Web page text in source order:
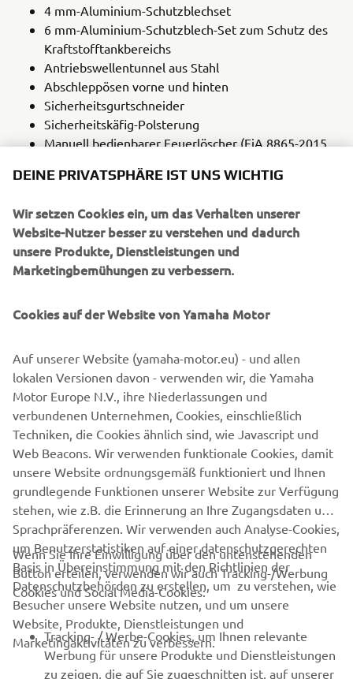
4 mm-Aluminium-Schutzblechset
6 mm-Aluminium-Schutzblech-Set zum Schutz des
Kraftstofftankbereichs
Antriebswellentunnel aus Stahl
Abschleppösen vorne und hinten
Sicherheitsgurtschneider
Sicherheitskäfig-Polsterung
Manuell bedienbarer Feuerlöscher (FiA 8865-2015
Schritt-für-Schritt-Montageanleitung mit Schablonen
ENTDECKE STUFE 1
ERHÄLTLICH
Plug-and-Play-Brennstoffzellen ohne Modifikationen
am Chassis - die Brennstoffzellen sind FIA "8865-
2015" konform
Doppel-Brennstoffzellen mit erhöhter Kapazität zur
Bewältigung von Cross-Country-Etappen
Die OEM-Kraftstoffpumpe des YXZ1000R wird
verwendet. Der zweite Tank ist für die Installation
einer optionalen Ersatz-OEM-Kraftstoffpumpe
vorbereitet. (Nicht im Lieferumfang dieses Kits
enthalten.)
Ultraleichtes, elektrisch aktiviertes
Feuerlöschsystem, FIA 8865-2015-konform
Solide blockgefertigte Düsen mit
Vollmetallanschlüssen
Universelles Lenkradschutzpolster mit
Befestigungsgurten
DEINE PRIVATSPHÄRE IST UNS WICHTIG
Wir setzen Cookies ein, um das Verhalten unserer
Website-Nutzer besser zu verstehen und dadurch
unsere Produkte, Dienstleistungen und
Marketingbemühungen zu verbessern.
Cookies auf der Website von Yamaha Motor
Auf unserer Website (yamaha-motor.eu) - und allen
lokalen Versionen davon - verwenden wir, die Yamaha
Motor Europe N.V., ihre Niederlassungen und
verbundenen Unternehmen, Cookies, einschließlich
Techniken, die Cookies ähnlich sind, wie Javascript und
Web Beacons. Wir verwenden funktionale Cookies, damit
unsere Website ordnungsgemäß funktioniert und Ihnen
grundlegende Funktionen unserer Website zur Verfügung
stehen, wie z.B. die Erinnerung an Ihre Zugangsdaten und
Sprachpräferenzen. Wir verwenden auch Analyse-Cookies,
um Benutzerstatistiken auf einer datenschutzgerechten
Basis in Übereinstimmung mit den Richtlinien der
Datenschutzbehörden zu erstellen, um zu verstehen, wie
Besucher unsere Website nutzen, und um unsere
Website, Produkte, Dienstleistungen und
Marketingaktivitäten zu verbessern.
Wenn Sie Ihre Einwilligung über den untenstehenden
Button erteilen, verwenden wir auch Tracking-/Werbung
Cookies und Social Media-Cookies:
Tracking- / Werbe-Cookies, um Ihnen relevante
Werbung für unsere Produkte und Dienstleistungen
zu zeigen, die auf Sie zugeschnitten ist, auf unserer